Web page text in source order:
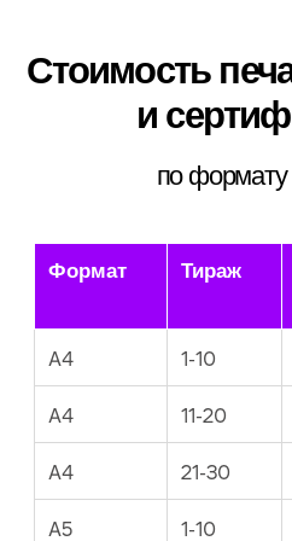
* Указанные цены не
офертой и носят
нашим
Точный расчет
собрать тираж.
Оформление